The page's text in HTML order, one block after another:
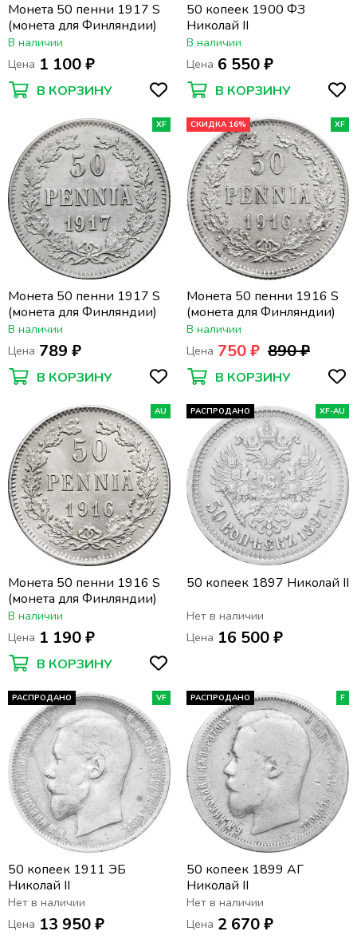
Монета 50 пенни 1917 S
(монета для Финляндии)
В наличии
Цена 1 100 ₽
В КОРЗИНУ
50 копеек 1900 ФЗ
Николай II
В наличии
Цена 6 550 ₽
В КОРЗИНУ
XF
Монета 50 пенни 1917 S
(монета для Финляндии)
В наличии
Цена 789 ₽
В КОРЗИНУ
СКИДКА 16% XF
Монета 50 пенни 1916 S
(монета для Финляндии)
В наличии
Цена 750 ₽ 890 ₽
В КОРЗИНУ
AU
Монета 50 пенни 1916 S
(монета для Финляндии)
В наличии
Цена 1 190 ₽
В КОРЗИНУ
РАСПРОДАНО XF-AU
50 копеек 1897 Николай II
Нет в наличии
Цена 16 500 ₽
РАСПРОДАНО VF
50 копеек 1911 ЭБ
Николай II
Нет в наличии
Цена 13 950 ₽
РАСПРОДАНО F
50 копеек 1899 АГ
Николай II
Нет в наличии
Цена 2 670 ₽